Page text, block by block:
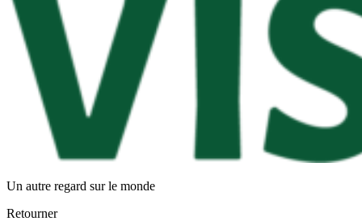
Un autre regard sur le monde
Retourner